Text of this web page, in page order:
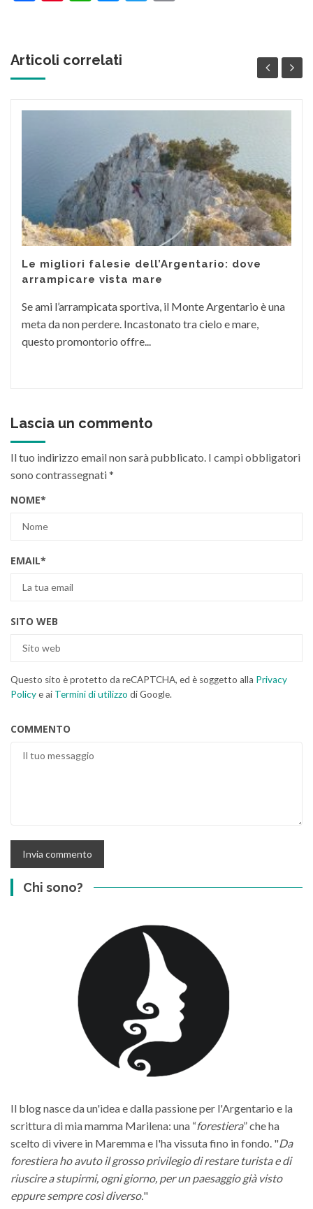
Articoli correlati
Le migliori falesie dell’Argentario: dove
arrampicare vista mare
Se ami l’arrampicata sportiva, il Monte Argentario è una
meta da non perdere. Incastonato tra cielo e mare,
questo promontorio offre...
Lascia un commento
Il tuo indirizzo email non sarà pubblicato. I campi obbligatori
sono contrassegnati*
NOME*
EMAIL*
SITO WEB
Questo sito è protetto da reCAPTCHA, ed è soggetto alla Privacy
Policye ai Termini di utilizzo di Google.
COMMENTO
Chi sono?
Il blog nasce da un'idea e dalla passione per l'Argentario e la
scrittura di mia mamma Marilena: una “forestiera” che ha
scelto di vivere in Maremma e l'ha vissuta fino in fondo. "Da
forestiera ho avuto il grosso privilegio di restare turista e di
riuscire a stupirmi, ogni giorno, per un paesaggio già visto
eppure sempre così diverso."